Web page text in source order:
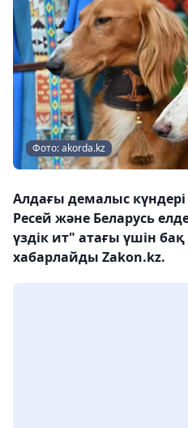
Фото: akorda.kz
Алдағы демалыс
Ресей және Беларусь
үздік ит" атағы үшін
хабарлайды Zakon.kz.